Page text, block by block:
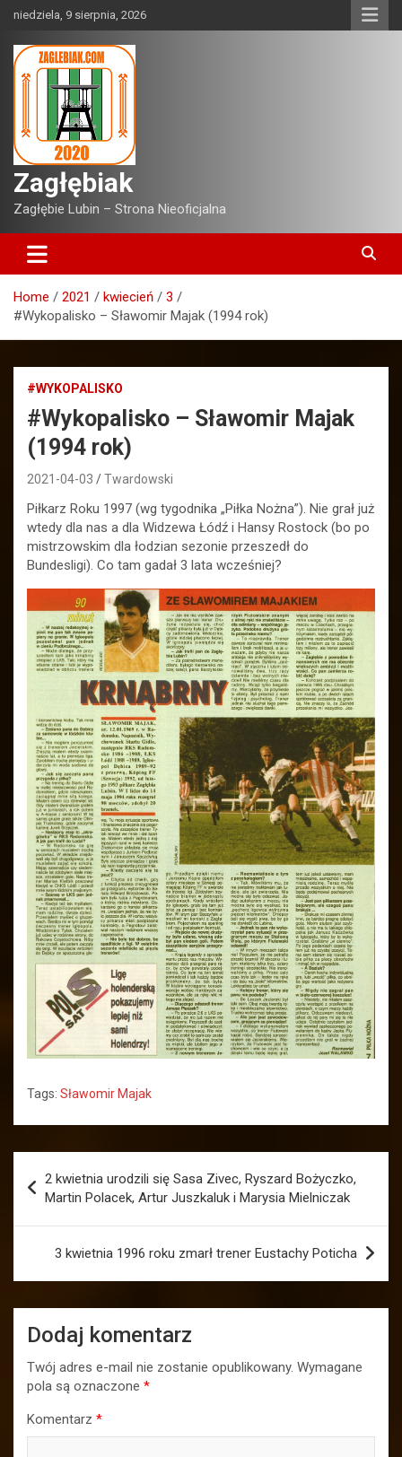
Skip
content
niedziela, 9 sierpnia, 2026
Zagłębiak
Zagłębie Lubin – Strona Nieoficjalna
Home 2021 kwiecień
3
#Wykopalisko – Sławomir Majak (1994 rok)
#WYKOPALISKO
#Wykopalisko – Sławomir Majak
(1994 rok)
2021-04-03 Twardowski
Piłkarz Roku 1997 (wg tygodnika „Piłka Nożna”). Nie grał już
wtedy dla nas a dla Widzewa Łódź i Hansy Rostock (bo po
mistrzowskim dla łodzian sezonie przeszedł do
Bundesligi). Co tam gadał 3 lata wcześniej?
Tags: Sławomir Majak
wpisu
2 kwietnia urodzili się Sasa Zivec, Ryszard Bożyczko,
Martin Polacek, Artur Juszkaluk i Marysia Mielniczak
3 kwietnia 1996 roku zmarł trener Eustachy Poticha
Dodaj komentarz
Twój adres e-mail nie zostanie opublikowany. Wymagane
pola są oznaczone *
Komentarz *